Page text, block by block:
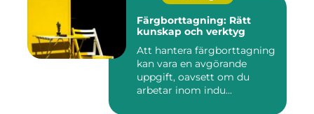
Färgborttagning: Rätt
kunskap och verktyg
Att hantera färgborttagning
kan vara en avgörande
uppgift, oavsett om du
arbetar inom indu...